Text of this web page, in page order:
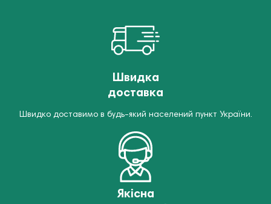
Швидка
доставка
Швидко доставимо в будь-який населений пункт України.
Якісна